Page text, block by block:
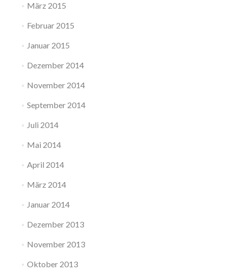
März 2015
Februar 2015
Januar 2015
Dezember 2014
November 2014
September 2014
Juli 2014
Mai 2014
April 2014
März 2014
Januar 2014
Dezember 2013
November 2013
Oktober 2013